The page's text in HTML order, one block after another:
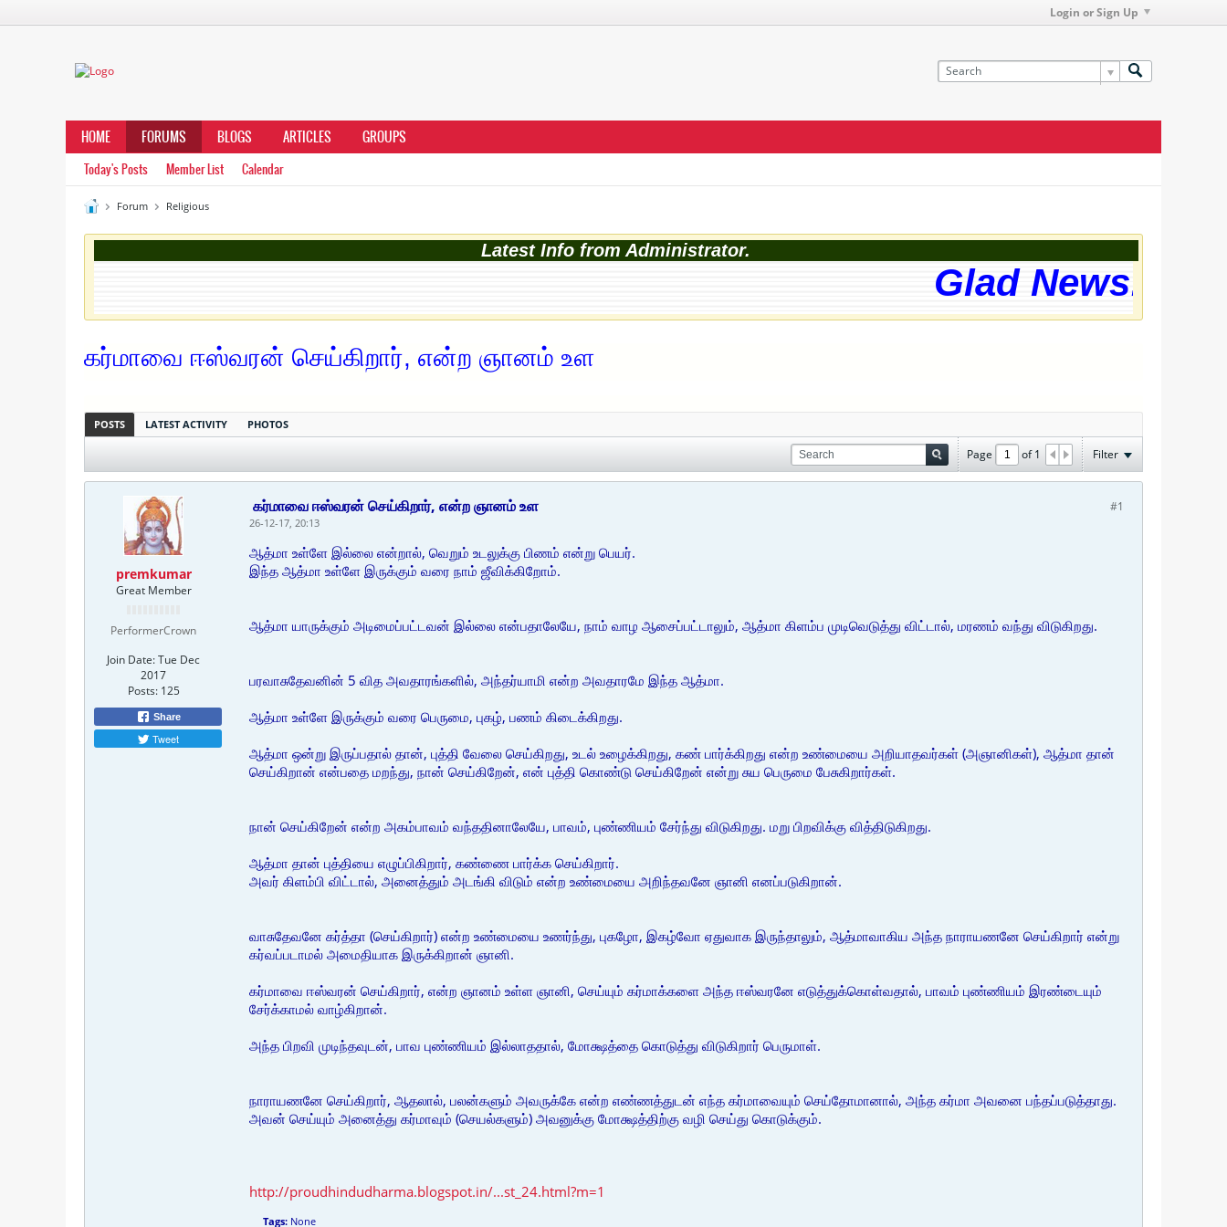
Login or Sign Up
HOME FORUMS BLOGS ARTICLES GROUPS
Today's Posts Member List Calendar
Forum Religious
Latest Info from Administrator.
Glad News!
கர்மாவை ஈஸ்வரன் செய்கிறார், என்ற ஞானம் உள
POSTS LATEST ACTIVITY PHOTOS
Page of1 Filter
premkumar
Great Member
PerformerCrown
Join Date:Tue Dec
2017
Posts: 125
Share
Tweet
#1
கர்மாவை ஈஸ்வரன் செய்கிறார், என்ற ஞானம் உள
26-12-17, 20:13
ஆத்மா உள்ளே இல்லை என்றால், வெறும் உடலுக்கு பிணம் என்று பெயர்.
இந்த ஆத்மா உள்ளே இருக்கும் வரை நாம் ஜீவிக்கிறோம்.
ஆத்மா யாருக்கும் அடிமைப்பட்டவன் இல்லை என்பதாலேயே, நாம் வாழ ஆசைப்பட்டாலும், ஆத்மா கிளம்ப முடிவெடுத்து விட்டால், மரணம் வந்து விடுகிறது.
பரவாசுதேவனின் 5 வித அவதாரங்களில், அந்தர்யாமி என்ற அவதாரமே இந்த ஆத்மா.
ஆத்மா உள்ளே இருக்கும் வரை பெருமை, புகழ், பணம் கிடைக்கிறது.
ஆத்மா ஒன்று இருப்பதால் தான், புத்தி வேலை செய்கிறது, உடல் உழைக்கிறது, கண் பார்க்கிறது என்ற உண்மையை அறியாதவர்கள் (அஞானிகள்), ஆத்மா தான்
செய்கிறான் என்பதை மறந்து, நான் செய்கிறேன், என் புத்தி கொண்டு செய்கிறேன் என்று சுய பெருமை பேசுகிறார்கள்.
நான் செய்கிறேன் என்ற அகம்பாவம் வந்ததினாலேயே, பாவம், புண்ணியம் சேர்ந்து விடுகிறது. மறு பிறவிக்கு வித்திடுகிறது.
ஆத்மா தான் புத்தியை எழுப்பிகிறார், கண்ணை பார்க்க செய்கிறார்.
அவர் கிளம்பி விட்டால், அனைத்தும் அடங்கி விடும் என்ற உண்மையை அறிந்தவனே ஞானி எனப்படுகிறான்.
வாசுதேவனே கர்த்தா (செய்கிறார்) என்ற உண்மையை உணர்ந்து, புகழோ, இகழ்வோ ஏதுவாக இருந்தாலும், ஆத்மாவாகிய அந்த நாராயணனே செய்கிறார் என்று
கர்வப்படாமல் அமைதியாக இருக்கிறான் ஞானி.
கர்மாவை ஈஸ்வரன் செய்கிறார், என்ற ஞானம் உள்ள ஞானி, செய்யும் கர்மாக்களை அந்த ஈஸ்வரனே எடுத்துக்கொள்வதால், பாவம் புண்ணியம் இரண்டையும்
சேர்க்காமல் வாழ்கிறான்.
அந்த பிறவி முடிந்தவுடன், பாவ புண்ணியம் இல்லாததால், மோக்ஷத்தை கொடுத்து விடுகிறார் பெருமாள்.
நாராயணனே செய்கிறார், ஆதலால், பலன்களும் அவருக்கே என்ற எண்ணத்துடன் எந்த கர்மாவையும் செய்தோமானால், அந்த கர்மா அவனை பந்தப்படுத்தாது.
அவன் செய்யும் அனைத்து கர்மாவும் (செயல்களும்) அவனுக்கு மோக்ஷத்திற்கு வழி செய்து கொடுக்கும்.
http://proudhindudharma.blogspot.in/...st_24.html?m=1
Tags: None